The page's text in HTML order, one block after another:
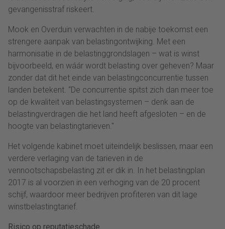
gevangenisstraf riskeert.
Mook en Overduin verwachten in de nabije toekomst een
strengere aanpak van belastingontwijking. Met een
harmonisatie in de belastinggrondslagen – wat is winst
bijvoorbeeld, en wáár wordt belasting over geheven? Maar
zonder dat dit het einde van belastingconcurrentie tussen
landen betekent. “De concurrentie spitst zich dan meer toe
op de kwaliteit van belastingsystemen – denk aan de
belastingverdragen die het land heeft afgesloten – en de
hoogte van belastingtarieven."
Het volgende kabinet moet uiteindelijk beslissen, maar een
verdere verlaging van de tarieven in de
vennootschapsbelasting zit er dik in. In het belastingplan
2017 is al voorzien in een verhoging van de 20 procent
schijf, waardoor meer bedrijven profiteren van dit lage
winstbelastingtarief.
Risico op reputatieschade